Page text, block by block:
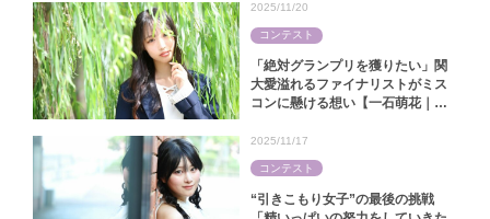
「絶対グランプリを獲りたい」関
大愛溢れるファイナリストがミス
コンに懸ける想い【一石萌花｜ミ
2025/11/20
コンテスト
“引きこもり女子”の最後の挑戦
2025/11/17
コンテスト